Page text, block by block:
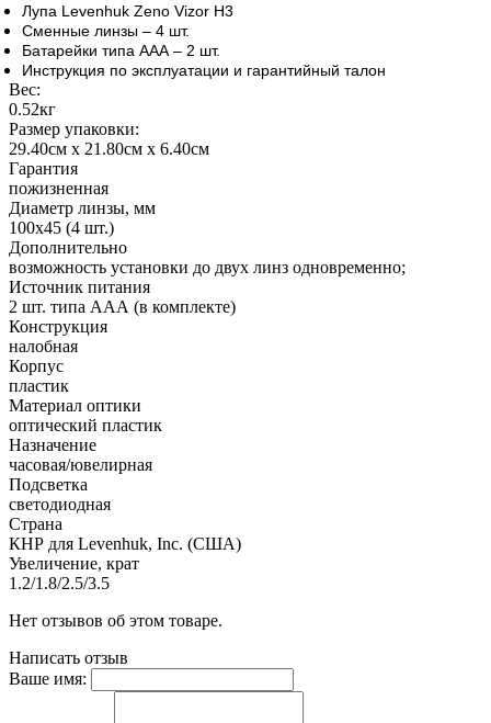
Лупа Levenhuk Zeno Vizor H3
Сменные линзы – 4 шт.
Батарейки типа ААА – 2 шт.
Инструкция по эксплуатации и гарантийный талон
Вес:
0.52кг
Размер упаковки:
29.40см x 21.80см x 6.40см
Гарантия
пожизненная
Диаметр линзы, мм
100x45 (4 шт.)
Дополнительно
возможность установки до двух линз одновременно;
Источник питания
2 шт. типа ААА (в комплекте)
Конструкция
налобная
Корпус
пластик
Материал оптики
оптический пластик
Назначение
часовая/ювелирная
Подсветка
светодиодная
Страна
КНР для Levenhuk, Inc. (США)
Увеличение, крат
1.2/1.8/2.5/3.5
Нет отзывов об этом товаре.
Написать отзыв
Ваше имя: